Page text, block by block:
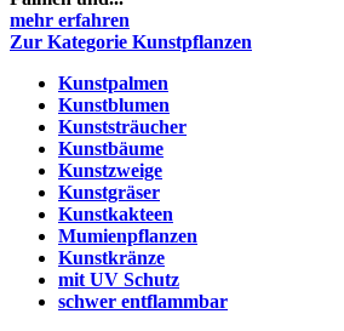
mehr erfahren
Zur Kategorie Kunstpflanzen
Kunstpalmen
Kunstblumen
Kunststräucher
Kunstbäume
Kunstzweige
Kunstgräser
Kunstkakteen
Mumienpflanzen
Kunstkränze
mit UV Schutz
schwer entflammbar